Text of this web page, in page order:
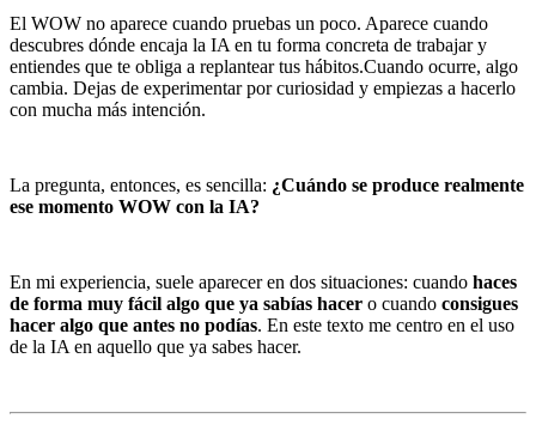
El WOW no aparece cuando pruebas un poco. Aparece cuando
descubres dónde encaja la IA en tu forma concreta de trabajar y
entiendes que te obliga a replantear tus hábitos.Cuando ocurre, algo
cambia. Dejas de experimentar por curiosidad y empiezas a hacerlo
con mucha más intención.
La pregunta, entonces, es sencilla: ¿Cuándo se produce realmente
ese momento WOW con la IA?
En mi experiencia, suele aparecer en dos situaciones: cuando haces
de forma muy fácil algo que ya sabías hacer o cuando consigues
hacer algo que antes no podías. En este texto me centro en el uso
de la IA en aquello que ya sabes hacer.